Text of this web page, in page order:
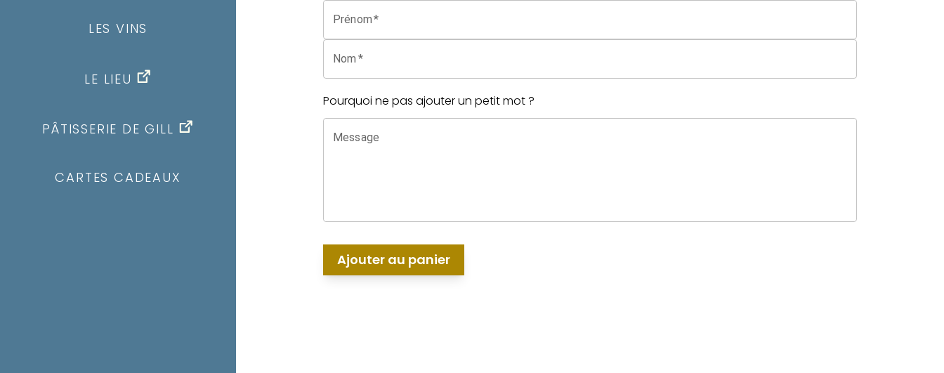
LES VINS
LE LIEU
PÂTISSERIE DE GILL
CARTES CADEAUX
Prénom*
Nom *
Pourquoi ne pas ajouter un petit mot ?
Message
Ajouter au panier